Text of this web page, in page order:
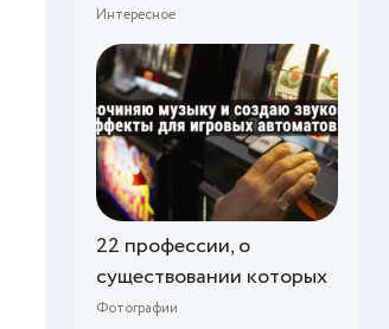
Интересное
22 профессии, о
существовании которых
Фотографии